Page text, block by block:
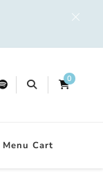
0
Menu Cart